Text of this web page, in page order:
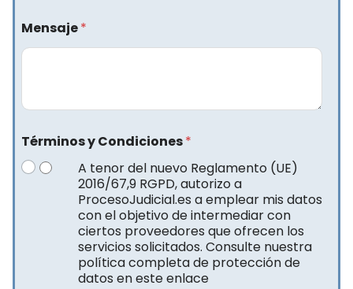
Mensaje*
Términos y Condiciones*
A tenor del nuevo Reglamento (UE)
2016/67,9 RGPD, autorizo a
ProcesoJudicial.es a emplear mis datos
con el objetivo de intermediar con
ciertos proveedores que ofrecen los
servicios solicitados. Consulte nuestra
política completa de protección de
datos en este enlace